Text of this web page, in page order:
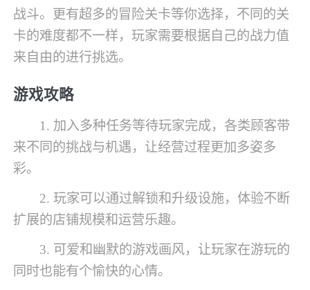
战斗。更有超多的冒险关卡等你选择，不同的关
卡的难度都不一样，玩家需要根据自己的战力值
来自由的进行挑选。
游戏攻略
1. 加入多种任务等待玩家完成，各类顾客带
来不同的挑战与机遇，让经营过程更加多姿多
彩。
2. 玩家可以通过解锁和升级设施，体验不断
扩展的店铺规模和运营乐趣。
3. 可爱和幽默的游戏画风，让玩家在游玩的
同时也能有个愉快的心情。